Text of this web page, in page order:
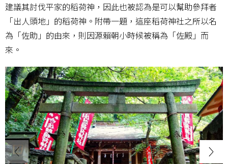
建議其討伐平家的稻荷神，因此也被認為是可以幫助參拜者
「出人頭地」的稻荷神。附帶一題，這座稻荷神社之所以名
為「佐助」的由來，則因源賴朝小時候被稱為「佐殿」而
來。